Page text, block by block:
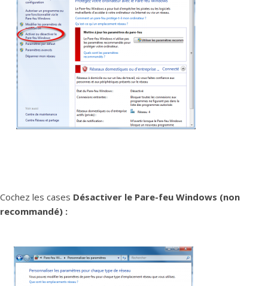
Cochez les cases Désactiver le Pare-feu Windows (non
recommandé) :